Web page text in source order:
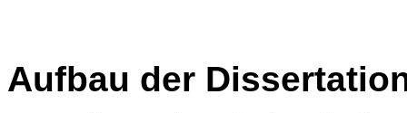
Aufbau der